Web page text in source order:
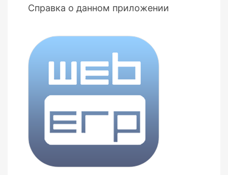
Справка о данном приложении